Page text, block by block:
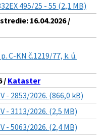
495/25 - 55 (2,1 MB)
16.04.2026 /
C-KN č.1219/77, k. ú.
/ Kataster
- 2853/2026. (866,0 kB)
- 3113/2026. (2,5 MB)
- 5063/2026. (2,4 MB)